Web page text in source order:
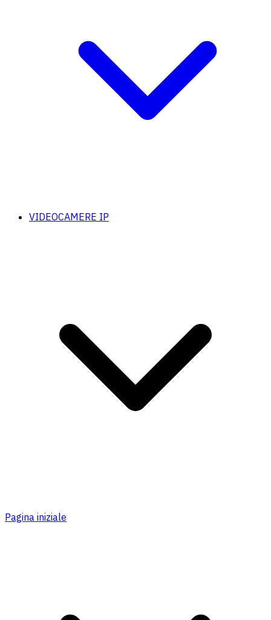
VIDEOCAMERE IP
Pagina iniziale